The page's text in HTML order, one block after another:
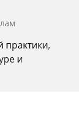
практики,
и